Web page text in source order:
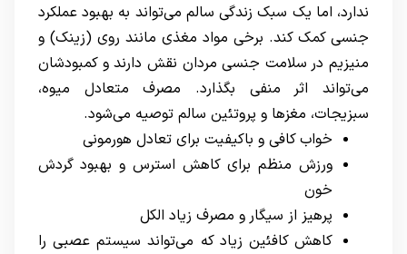
ندارد، اما یک سبک زندگی سالم می‌تواند به بهبود عملکرد
جنسی کمک کند. برخی مواد مغذی مانند روی (زینک) و
منیزیم در سلامت جنسی مردان نقش دارند و کمبودشان
می‌تواند اثر منفی بگذارد. مصرف متعادل میوه،
سبزیجات، مغزها و پروتئین سالم توصیه می‌شود.
خواب کافی و باکیفیت برای تعادل هورمونی
ورزش منظم برای کاهش استرس و بهبود گردش
خون
پرهیز از سیگار و مصرف زیاد الکل
کاهش کافئین زیاد که می‌تواند سیستم عصبی را